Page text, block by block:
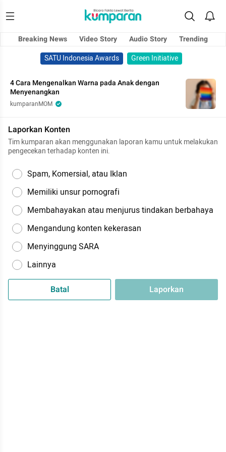
Breaking News Video Story Audio Story
Trending
SATU Indonesia Awards
Green Initiative
4 Cara Mengenalkan Warna pada Anak dengan
Menyenangkan
kumparanMOM
Laporkan Konten
Tim kumparan akan menggunakan laporan kamu untuk melakukan
pengecekan terhadap konten ini.
Spam, Komersial, atau Iklan
Memiliki unsur pornografi
Membahayakan atau menjurus tindakan berbahaya
Mengandung konten kekerasan
Menyinggung SARA
Lainnya
Batal Laporkan